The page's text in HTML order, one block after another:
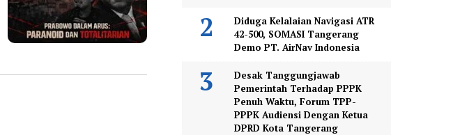
Diduga Kelalaian Navigasi ATR
42-500, SOMASI Tangerang
Demo PT. AirNav Indonesia
Desak Tanggungjawab
Pemerintah Terhadap PPPK
Penuh Waktu, Forum TPP-
PPPK Audiensi Dengan Ketua
DPRD Kota Tangerang